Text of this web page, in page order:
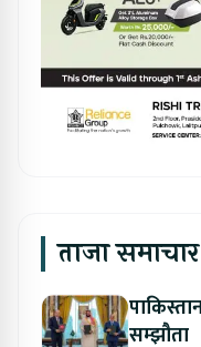
ताजा समाचार
सम्झौता